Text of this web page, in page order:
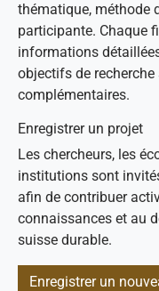
thématique, méthode
participante. Chaque
informations
objectifs de
complémentaires.
Enregistrer un projet
Les chercheurs, les
institutions sont
afin de contribuer
connaissances et au
suisse durable.
Enregistrer un